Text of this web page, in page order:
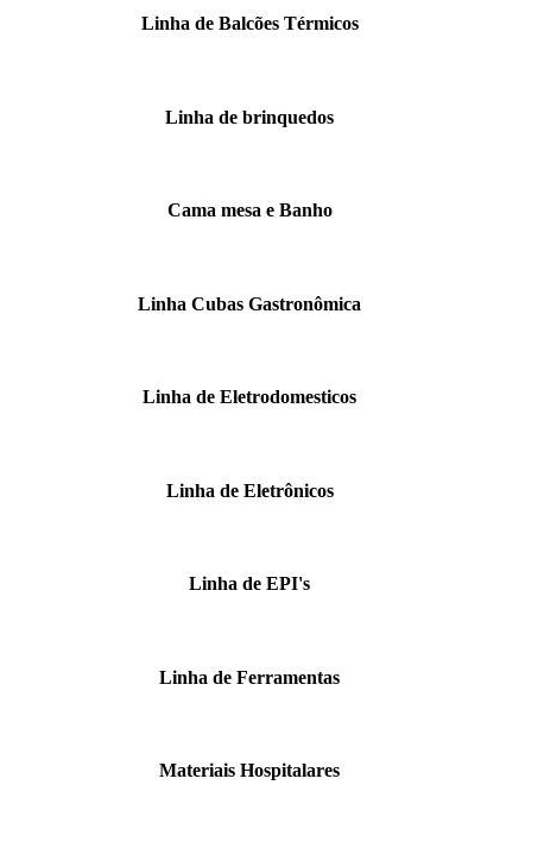
Linha de Balcões Térmicos
Linha de brinquedos
Cama mesa e Banho
Linha Cubas Gastronômica
Linha de Eletrodomesticos
Linha de Eletrônicos
Linha de EPI's
Linha de Ferramentas
Materiais Hospitalares